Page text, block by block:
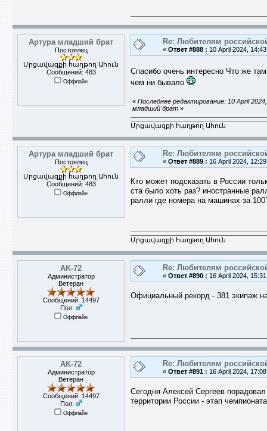
Артура младший брат
Постоялец
Մրցավազքի հաղթող Ահուն
Сообщений: 483
Оффлайн
Re: Любителям
« Ответ #888 : 10 April 2024,
Спасибо очень интересно Что же
чем ни бывало
« Последнее редактирование: 10 April
младший брат »
Մրցավազքի հաղթող Ահուն
Артура младший брат
Постоялец
Մրցավազքի հաղթող Ահուն
Сообщений: 483
Оффлайн
Re: Любителям
« Ответ #889 : 16 April 2024,
Кто может подсказать в России
ста было хоть раз? иностранные
ралли где номера на машинах за
Մրցավազքի հաղթող Ահուն
AK-72
Администратор
Ветеран
Сообщений: 14497
Пол:
Оффлайн
Re: Любителям
« Ответ #890 : 16 April 2024,
Официальный рекорд - 381 экипаж
AK-72
Администратор
Ветеран
Сообщений: 14497
Пол:
Оффлайн
Re: Любителям
« Ответ #891 : 16 April 2024,
Сегодня Алексей Сергеев
территории России - этап